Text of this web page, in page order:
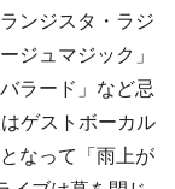
ンジスタ・ラジ
ジュマジック」
ラード」など忌
ゲストボーカル
なって「雨上が